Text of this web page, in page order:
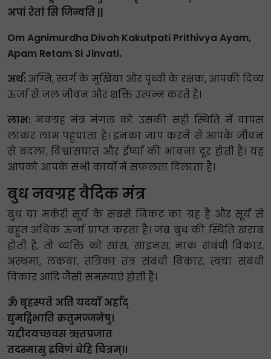
अपां रेतां सि जिन्वति ||
Om Agnimurdha Divah Kakutpati Prithivya Ayam,
Apam Retam Si Jinvati.
अर्थ: अग्नि, स्वर्ग के मुखिया और पृथ्वी के रक्षक, आपकी दिव्य
ऊर्जा से जल जीवन और शक्ति उत्पन्न करते हैं।
लाभ: नवग्रह मंत्र मंगल को उसकी सही स्थिति में वापस
लाकर लाभ पहुंचाता है। इनका जाप करने से आपके जीवन
से बदला, विश्वासघात और ईर्ष्या की भावना दूर होती है। यह
आपको आपके सभी कार्यों में सफलता दिलाता है।
बुध नवग्रह वैदिक मंत्र
बुध या मर्करी सूर्य के सबसे निकट का ग्रह है और सूर्य से
बहुत अधिक ऊर्जा प्राप्त करता है। जब बुध की स्थिति खराब
होती है, तो व्यक्ति को सांस, साइनस, नाक संबंधी विकार,
अस्थमा, लकवा, तंत्रिका तंत्र संबंधी विकार, त्वचा संबंधी
विकार आदि जैसी समस्याएं होती हैं।
ॐ बृहस्पते अति यदर्यो अर्हाद्
द्युमद्विभाति क्रतुमज्जनेषु।
यद्दीदयच्छवस ऋतप्रजात
तदस्मासु द्रविणं धेहि चित्रम्।।